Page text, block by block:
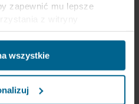
zapewnić mu lepsze
jego zachowanie w celu
oraz
i reklamy w mediach
witrynach
Informacje o Twoim
wszystkie